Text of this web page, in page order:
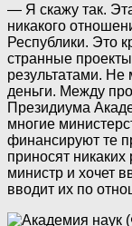
— Я скажу так.
никакого
Республики. Это
странные
результатами.
деньги. Между
Президиума
многие
финансируют те
приносят
министр и хочет
вводит их по